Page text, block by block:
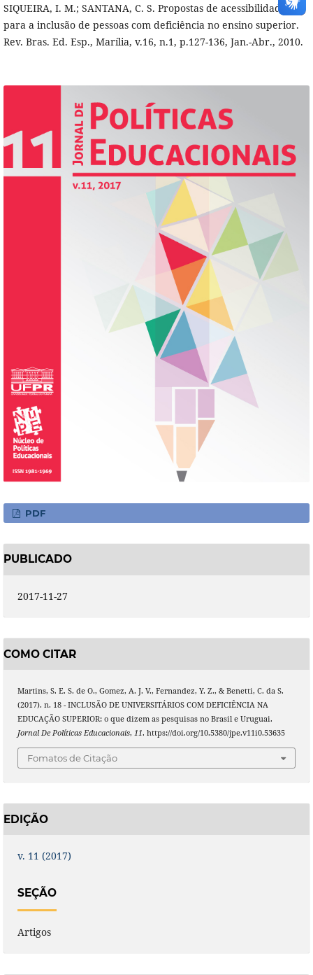
SIQUEIRA, I. M.; SANTANA, C. S. Propostas de acessibilidade
para a inclusão de pessoas com deficiência no ensino superior.
Rev. Bras. Ed. Esp., Marília, v.16, n.1, p.127-136, Jan.-Abr., 2010.
PDF
PUBLICADO
2017-11-27
COMO CITAR
Martins, S. E. S. de O., Gomez, A. J. V., Fernandez, Y. Z., & Benetti, C. da S.
(2017). n. 18 - INCLUSÃO DE UNIVERSITÁRIOS COM DEFICIÊNCIA NA
EDUCAÇÃO SUPERIOR: o que dizem as pesquisas no Brasil e Uruguai.
Jornal De Políticas Educacionais, 11. https://doi.org/10.5380/jpe.v11i0.53635
Fomatos de Citação
EDIÇÃO
v. 11 (2017)
SEÇÃO
Artigos